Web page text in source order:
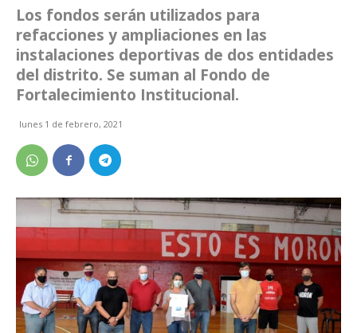
Los fondos serán utilizados para
refacciones y ampliaciones en las
instalaciones deportivas de dos entidades
del distrito. Se suman al Fondo de
Fortalecimiento Institucional.
lunes 1 de febrero, 2021